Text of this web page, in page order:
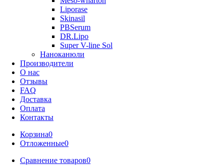
Liporase
Skinasil
PBSerum
DR.Lipo
Super V-line Sol
Наноканюли
Производители
О нас
Отзывы
FAQ
Доставка
Оплата
Контакты
Корзина0
Отложенные0
Сравнение товаров0